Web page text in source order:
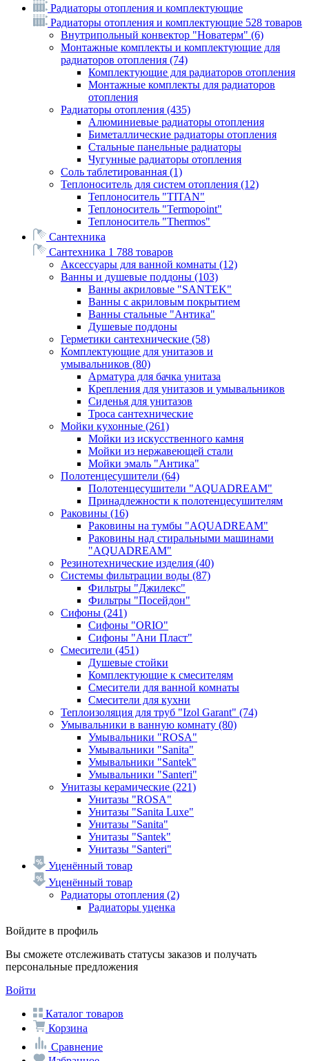
Радиаторы отопления и комплектующие
Радиаторы отопления и комплектующие 528 товаров
Внутрипольный конвектор "Новатерм" (6)
Монтажные комплекты и комплектующие для
радиаторов отопления (74)
Комплектующие для радиаторов отопления
Монтажные комплекты для радиаторов
отопления
Радиаторы отопления (435)
Алюминиевые радиаторы отопления
Биметаллические радиаторы отопления
Стальные панельные радиаторы
Чугунные радиаторы отопления
Соль таблетированная (1)
Теплоноситель для систем отопления (12)
Теплоноситель "TITAN"
Теплоноситель "Termopoint"
Теплоноситель "Thermos"
Сантехника
Сантехника 1 788 товаров
Аксессуары для ванной комнаты (12)
Ванны и душевые поддоны (103)
Ванны акриловые "SANTEK"
Ванны с акриловым покрытием
Ванны стальные "Антика"
Душевые поддоны
Герметики сантехнические (58)
Комплектующие для унитазов и
умывальников (80)
Арматура для бачка унитаза
Крепления для унитазов и умывальников
Сиденья для унитазов
Троса сантехнические
Мойки кухонные (261)
Мойки из искусственного камня
Мойки из нержавеющей стали
Мойки эмаль "Антика"
Полотенцесушители (64)
Полотенцесушители "AQUADREAM"
Принадлежности к полотенцесушителям
Раковины (16)
Раковины на тумбы "AQUADREAM"
Раковины над стиральными машинами
"AQUADREAM"
Резинотехнические изделия (40)
Системы фильтрации воды (87)
Фильтры "Джилекс"
Фильтры "Посейдон"
Сифоны (241)
Сифоны "ORIO"
Сифоны "Ани Пласт"
Смесители (451)
Душевые стойки
Комплектующие к смесителям
Смесители для ванной комнаты
Смесители для кухни
Теплоизоляция для труб "Izol Garant" (74)
Умывальники в ванную комнату (80)
Умывальники "ROSA"
Умывальники "Sanita"
Умывальники "Santek"
Умывальники "Santeri"
Унитазы керамические (221)
Унитазы "ROSA"
Унитазы "Sanita Luxe"
Унитазы "Sanita"
Унитазы "Santek"
Унитазы "Santeri"
Уценённый товар
Уценённый товар
Радиаторы отопления (2)
Радиаторы уценка
Войдите в профиль
Вы сможете отслеживать статусы заказов и получать
персональные предложения
Войти
Каталог товаров
Корзина
Сравнение